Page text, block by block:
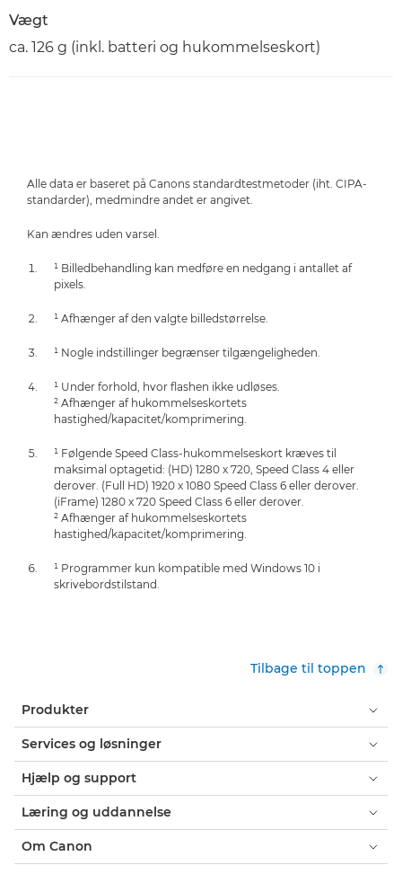
Vægt
ca. 126 g (inkl. batteri og hukommelseskort)
Alle data er baseret på Canons standardtestmetoder (iht. CIPA-
standarder), medmindre andet er angivet.
Kan ændres uden varsel.
¹ Billedbehandling kan medføre en nedgang i antallet af
pixels.
¹ Afhænger af den valgte billedstørrelse.
¹ Nogle indstillinger begrænser tilgængeligheden.
¹ Under forhold, hvor flashen ikke udløses.
² Afhænger af hukommelseskortets
hastighed/kapacitet/komprimering.
¹ Følgende Speed Class-hukommelseskort kræves til
maksimal optagetid: (HD) 1280 x 720, Speed Class 4 eller
derover. (Full HD) 1920 x 1080 Speed Class 6 eller derover.
(iFrame) 1280 x 720 Speed Class 6 eller derover.
² Afhænger af hukommelseskortets
hastighed/kapacitet/komprimering.
¹ Programmer kun kompatible med Windows 10 i
skrivebordstilstand.
Tilbage til toppen
Produkter
Services og løsninger
Hjælp og support
Læring og uddannelse
Om Canon